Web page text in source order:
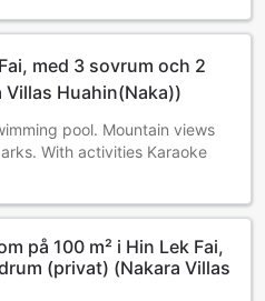
med 3 sovrum och 2
Huahin(Naka))
pool. Mountain views
With activities Karaoke
på 100 m² i Hin Lek Fai,
(privat) (Nakara Villas